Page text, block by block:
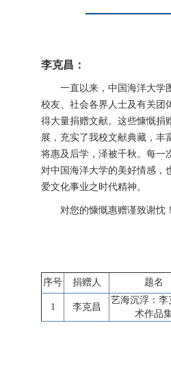
李克昌：
一直以来，中国海洋大学
校友、社会各界人士及有关团
得大量捐赠文献。这些慷慨捐
展，充实了我校文献典藏，丰
将惠及后学，泽被千秋。每一
对中国海洋大学的美好情感，
爱文化事业之时代精神。
对您的慷慨惠赠谨致谢忱！
序号 捐赠人 题名
1 李克昌
艺海沉浮：李
术作品